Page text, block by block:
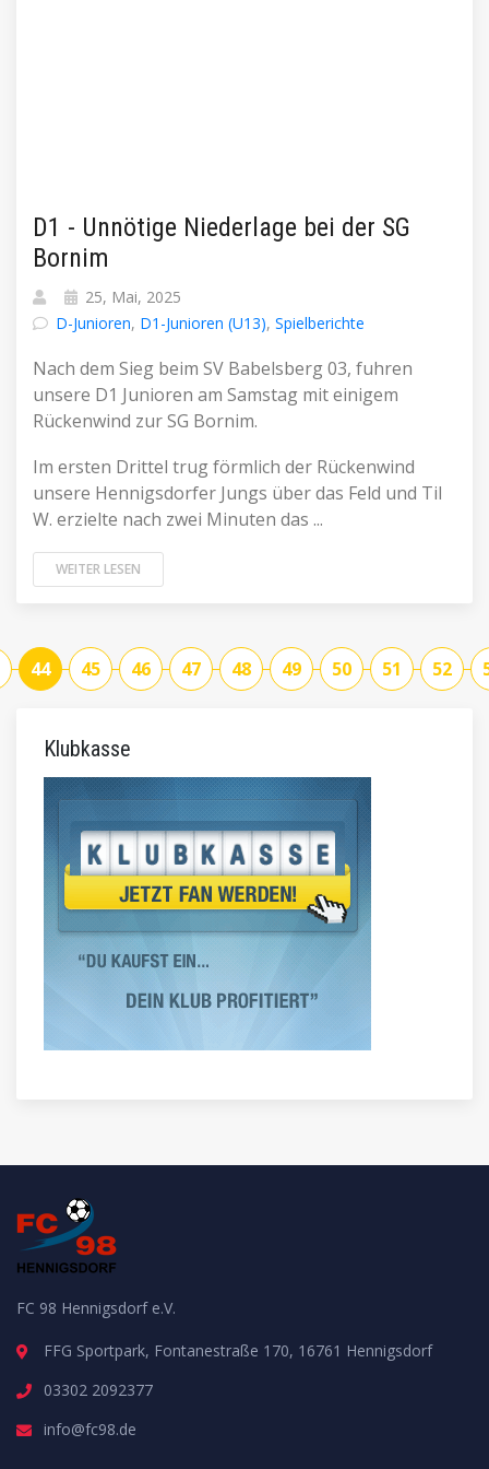
D1 - Unnötige Niederlage bei der SG
Bornim
25, Mai, 2025
D-Junioren, D1-Junioren (U13), Spielberichte
Nach dem Sieg beim SV Babelsberg 03, fuhren
unsere D1 Junioren am Samstag mit einigem
Rückenwind zur SG Bornim.
Im ersten Drittel trug förmlich der Rückenwind
unsere Hennigsdorfer Jungs über das Feld und Til
W. erzielte nach zwei Minuten das ...
WEITER LESEN
44 45 46 47 48 49 50 51 52
Klubkasse
FC 98 Hennigsdorf e.V.
FFG Sportpark, Fontanestraße 170, 16761 Hennigsdorf
03302 2092377
info@fc98.de